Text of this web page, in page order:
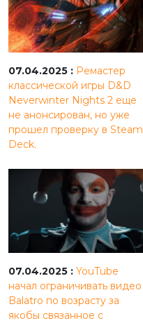
07.04.2025 : Ремастер
классической игры D&D
Neverwinter Nights 2 еще
не анонсирован, но уже
прошел проверку в Steam
Deck.
07.04.2025 : YouTube
начал ограничивать видео
Balatro по возрасту за
якобы связанное с